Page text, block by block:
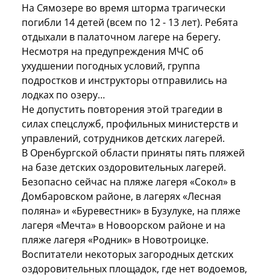
На Сямозере во время шторма трагически
погибли 14 детей (всем по 12 - 13 лет). Ребята
отдыхали в палаточном лагере на берегу.
Несмотря на предупреждения МЧС об
ухудшении погодных условий, группа
подростков и инструкторы отправились на
лодках по озеру…
Не допустить повторения этой трагедии в
силах спецслужб, профильных министерств и
управлений, сотрудников детских лагерей.
В Оренбургской области приняты пять пляжей
на базе детских оздоровительных лагерей.
Безопасно сейчас на пляже лагеря «Сокол» в
Домбаровском районе, в лагерях «Лесная
поляна» и «Буревестник» в Бузулуке, на пляже
лагеря «Мечта» в Новоорском районе и на
пляже лагеря «Родник» в Новотроицке.
Воспитатели некоторых загородных детских
оздоровительных площадок, где нет водоемов,